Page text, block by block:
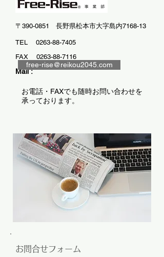
​〒390-0851 長野県松本市大字島内7168-13
TEL 0263-88-7405
FAX 0263-88-7116
Mail :
free-rise@reikou2045.com
お電話・FAXでも随時お問い合わせを
承っております。
お問合せフォーム